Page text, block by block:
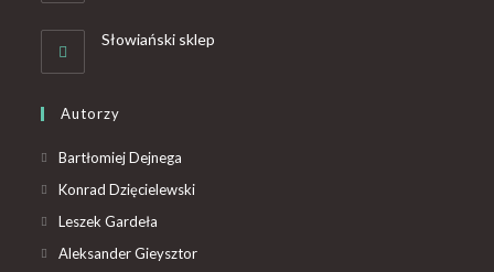
Słowiański sklep
Autorzy
Bartłomiej Dejnega
Konrad Dzięcielewski
Leszek Gardeła
Aleksander Gieysztor